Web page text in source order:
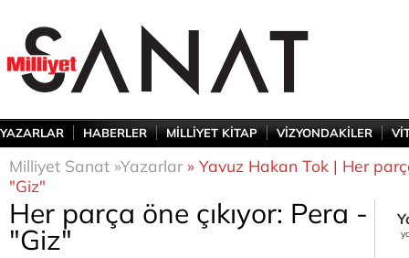
YAZARLAR HABERLER MİLLİYET KİTAP VİZYONDAKİLER
Milliyet Sanat »Yazarlar» Yavuz Hakan Tok | Her
"Giz"
Her parça öne çıkıyor: Pera -
"Giz"